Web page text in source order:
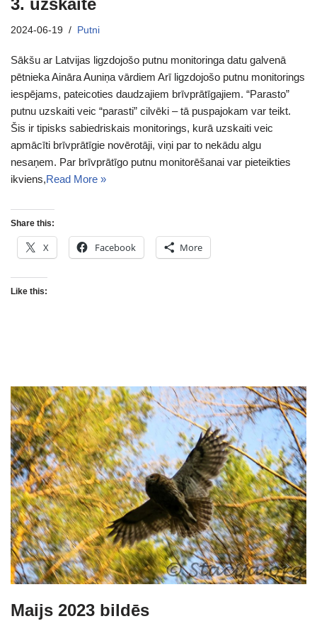
3. uzskaite
2024-06-19 Putni
Sākšu ar Latvijas ligzdojošo putnu monitoringa datu galvenā
pētnieka Aināra Auniņa vārdiem Arī ligzdojošo putnu monitorings
iespējams, pateicoties daudzajiem brīvprātīgajiem. “Parasto”
putnu uzskaiti veic “parasti” cilvēki – tā puspajokam var teikt.
Šis ir tipisks sabiedriskais monitorings, kurā uzskaiti veic
apmācīti brīvprātīgie novērotāji, viņi par to nekādu algu
nesaņem. Par brīvprātīgo putnu monitorēšanai var pieteikties
ikviens,Read More »
Share this:
X Facebook More
Like this:
Maijs 2023 bildēs